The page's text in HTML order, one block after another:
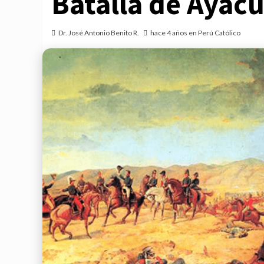
Dr. José Antonio Benito R. hace 4 años en Perú Católico